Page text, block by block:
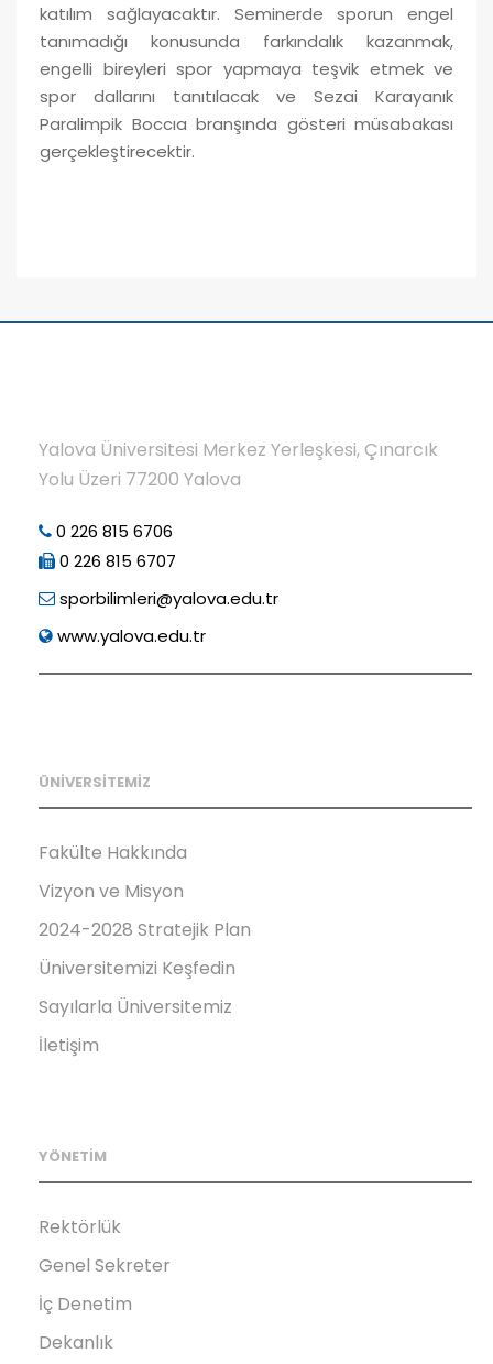
katılım sağlayacaktır. Seminerde sporun engel
tanımadığı konusunda farkındalık kazanmak,
engelli bireyleri spor yapmaya teşvik etmek ve
spor dallarını tanıtılacak ve Sezai Karayanık
Paralimpik Boccıa branşında gösteri müsabakası
gerçekleştirecektir.
Yalova Üniversitesi Merkez Yerleşkesi, Çınarcık
Yolu Üzeri 77200 Yalova
0 226 815 6706
0 226 815 6707
sporbilimleri@yalova.edu.tr
www.yalova.edu.tr
ÜNİVERSİTEMİZ
Fakülte Hakkında
Vizyon ve Misyon
2024-2028 Stratejik Plan
Üniversitemizi Keşfedin
Sayılarla Üniversitemiz
İletişim
YÖNETİM
Rektörlük
Genel Sekreter
İç Denetim
Dekanlık